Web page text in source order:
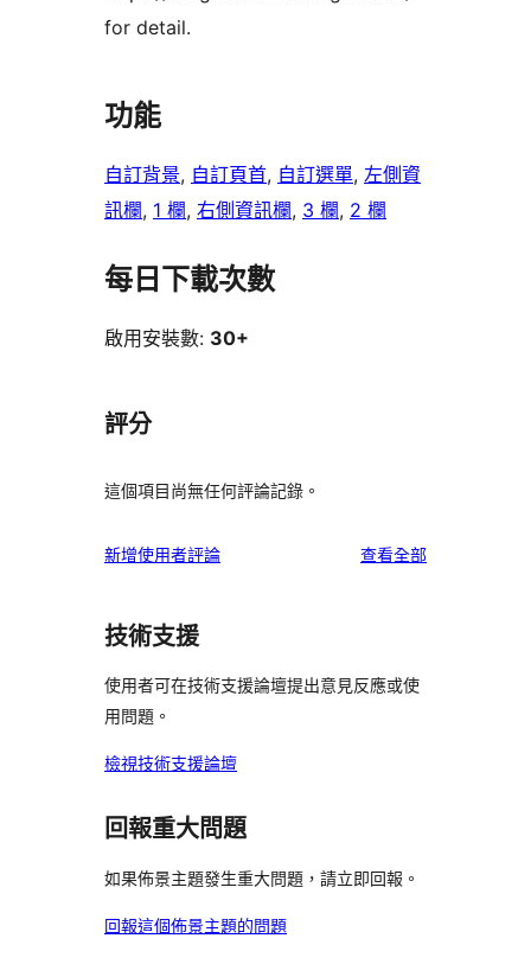
for detail.
功能
自訂背景, 自訂頁首, 自訂選單, 左側資
訊欄, 1 欄, 右側資訊欄, 3 欄, 2 欄
每日下載次數
啟用安裝數: 30+
評分
這個項目尚無任何評論記錄。
新增使用者評論 查看全部使
技術支援
使用者可在技術支援論壇提出意見反應或使
用問題。
檢視技術支援論壇
回報重大問題
如果佈景主題發生重大問題，請立即回報。
回報這個佈景主題的問題